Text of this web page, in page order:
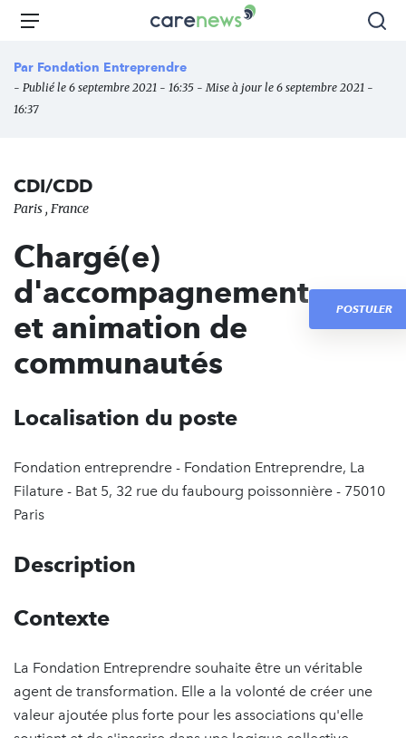
Aller
principal
Carenews,
média
des
Menu
Par Fondation Entreprendre
- Publié le 6 septembre 2021 - 16:35 - Mise à jour le 6 septembre 2021 -
16:37
CDI/CDD
Paris , France
Chargé(e)
d'accompagnement
et animation de
communautés
POSTULER
Localisation du poste
Fondation entreprendre - Fondation Entreprendre, La
Filature - Bat 5, 32 rue du faubourg poissonnière - 75010
Paris
Description
Contexte
La Fondation Entreprendre souhaite être un véritable
agent de transformation. Elle a la volonté de créer une
valeur ajoutée plus forte pour les associations qu'elle